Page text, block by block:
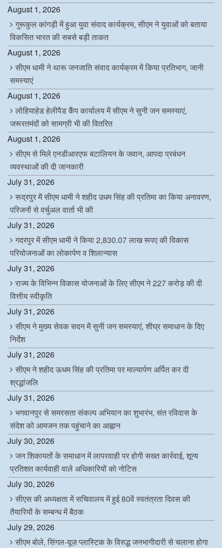
August 1, 2026
गुरूकुल कांगड़ी में हुआ युवा संवाद कार्यक्रम, सीएम ने युवाओं को बताया
विकसित भारत की सबसे बड़ी ताकत
August 1, 2026
सीएम धामी ने थारू जनजाति संवाद कार्यक्रम में किया प्रतिभाग, जानी
समस्याएं
August 1, 2026
लोहियाहेड हेलीपैड कैंप कार्यालय में सीएम ने सुनी जन समस्याएं,
जरूरतमंदों को सामग्री भी की वितरित
August 1, 2026
सीएम से मिले एनडीआरएफ बटालियन के जवान, आपदा प्रबंधन
व्यवस्थाओं की दी जानकारी
July 31, 2026
रूद्रपुर में सीएम धामी ने शहीद उधम सिंह की प्रतिमा का किया अनावरण,
परिजनों से वर्चुअल वार्ता भी की
July 31, 2026
गदरपुर में सीएम धामी ने किया 2,830.07 लाख रूपए की विकास
परियोजनाओं का लोकार्पण व शिलान्यास
July 31, 2026
राज्य के विभिन्न विकास योजनाओं के लिए सीएम ने 227 करोड़ की दी
वित्तीय स्वीकृति
July 31, 2026
सीएम ने मुख्य सेवक सदन में सुनी जन समस्याएं, शीघ्र समाधान के दिए
निर्देश
July 31, 2026
सीएम ने शहीद ऊधम सिंह की प्रतिमा पर माल्यार्पण अर्पित कर दी
श्रद्धांजलि
July 31, 2026
भगवानपुर से समरसता संकल्प अभियान का शुभारंभ, संत रविदास के
संदेश को आमजन तक पहुंचाने का आह्वान
July 30, 2026
जन शिकायतों के समाधान में लापरवाही पर होगी सख्त कार्रवाई, शून्य
प्रतिशत कार्यवाही वाले अधिकारियों को नोटिस
July 30, 2026
सीएस की अध्यक्षता में सचिवालय में हुई 80वें स्वतंत्रता दिवस की
तैयारियों के सम्बन्ध में बैठक
July 29, 2026
सीएम बोले, सिंगल-यूज़ प्लास्टिक के विरुद्ध जनभागीदारी से चलाना होगा